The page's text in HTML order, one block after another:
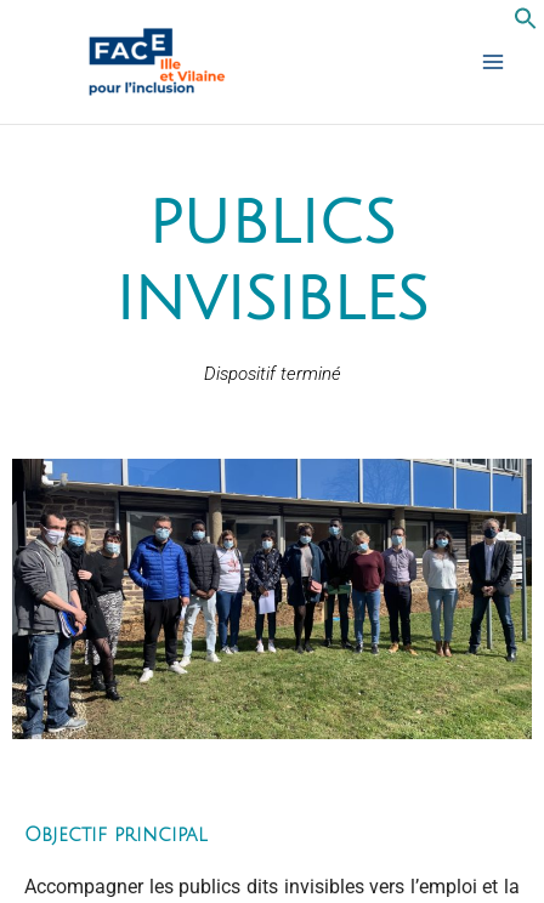
PUBLICS
INVISIBLES
Dispositif terminé
Objectif principal
Accompagner les publics dits invisibles vers l’emploi et la